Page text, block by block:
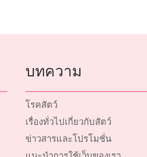
บทความ
โรคสัตว์
เรื่องทั่วไปเกี่ยวกับสัตว์
ข่าวสารและโปรโมชั่น